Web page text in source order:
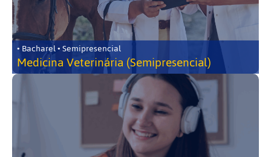
• Bacharel • Semipresencial
Medicina Veterinária (Semipresencial)